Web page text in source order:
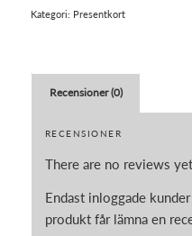
Kategori: Presentkort
Recensioner (0)
RECENSIONER
There are no reviews yet
Endast inloggade
produkt får lämna en